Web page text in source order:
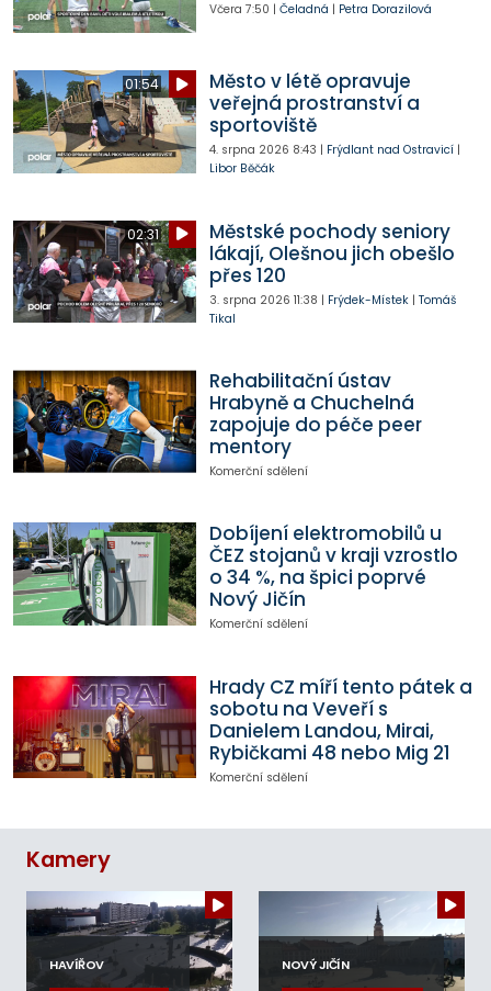
Včera 7:50 | Čeladná | Petra Dorazilová
01:54
Město v létě opravuje
veřejná prostranství a
sportoviště
4. srpna 2026 8:43 | Frýdlant nad Ostravicí|
Libor Běčák
02:31
Městské pochody seniory
lákají, Olešnou jich obešlo
přes 120
3. srpna 2026 11:38 | Frýdek-Místek| Tomáš
Tikal
Rehabilitační ústav
Hrabyně a Chuchelná
zapojuje do péče peer
mentory
Komerční sdělení
Dobíjení elektromobilů u
ČEZ stojanů v kraji vzrostlo
o 34 %, na špici poprvé
Nový Jičín
Komerční sdělení
Hrady CZ míří tento pátek a
sobotu na Veveří s
Danielem Landou, Mirai,
Rybičkami 48 nebo Mig 21
Komerční sdělení
Kamery
HAVÍŘOV NOVÝ JIČÍN